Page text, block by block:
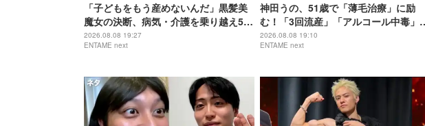
「子どもをもう産めないんだ」黒髪美
魔女の決断、病気・介護を乗り越え56
歳で“おばあちゃん”に
2026.08.08 19:27
ENTAME next
神田うの、51歳で「薄毛治療」に励
む！「3回流産」「アルコール中毒」
身の過去を赤裸々告白
2026.08.08 19:10
ENTAME next